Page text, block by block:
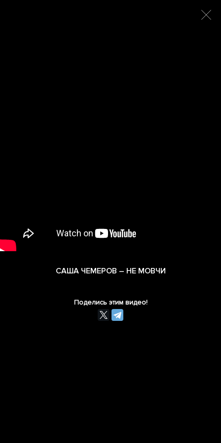
САША ЧЕМЕРОВ – НЕ МОВЧИ
Поделись этим видео!